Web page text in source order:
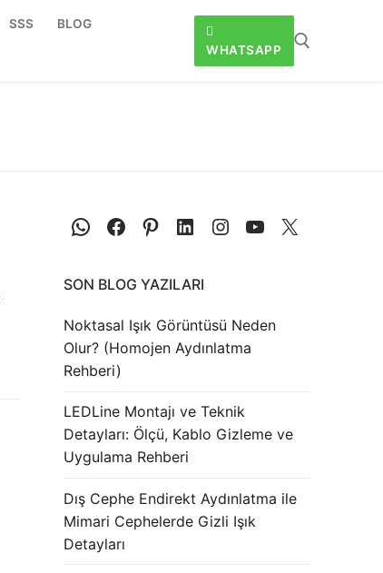
SSS BLOG
WHATSAPP
SON BLOG YAZILARI
Noktasal Işık Görüntüsü Neden
Olur? (Homojen Aydınlatma
Rehberi)
LEDLine Montajı ve Teknik
Detayları: Ölçü, Kablo Gizleme ve
Uygulama Rehberi
Dış Cephe Endirekt Aydınlatma ile
Mimari Cephelerde Gizli Işık
Detayları